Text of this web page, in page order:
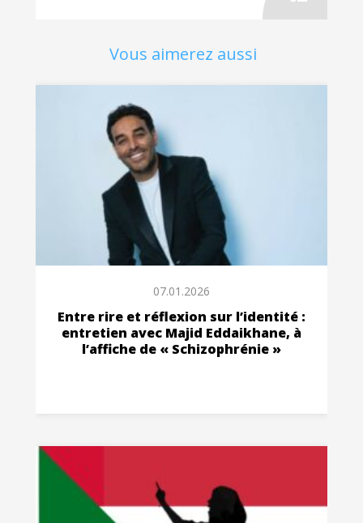
Vous aimerez aussi
07.01.2026
Entre rire et réflexion sur l’identité :
entretien avec Majid Eddaikhane, à
l’affiche de « Schizophrénie »